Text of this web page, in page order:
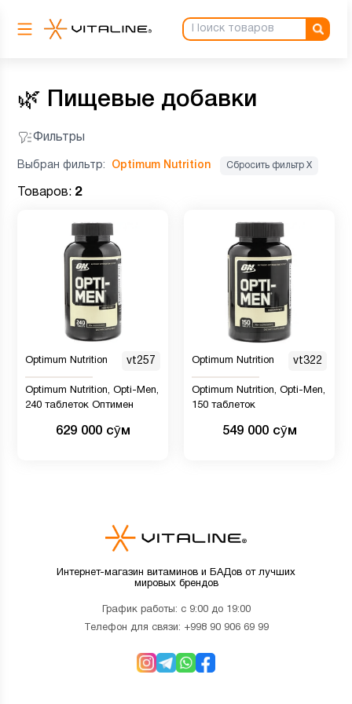
🌿 Пищевые добавки
Фильтры
Выбран фильтр: Optimum Nutrition Сбросить фильтр Х
Товаров: 2
Optimum Nutrition vt257
Optimum Nutrition, Opti-Men,
240 таблеток Оптимен
629 000 сӯм
Optimum Nutrition vt322
Optimum Nutrition, Opti-Men,
150 таблеток
549 000 сӯм
Интернет-магазин витаминов и БАДов от лучших
мировых брендов
График работы: с 9:00 до 19:00
Телефон для связи: +998 90 906 69 99